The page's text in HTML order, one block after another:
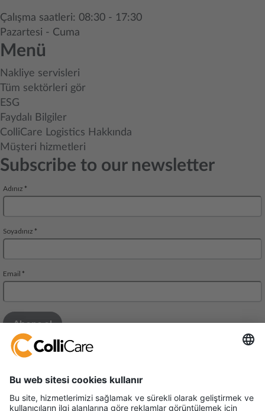
Çalışma saatleri: 08:30 - 17:30
Pazartesi - Cuma
Menü
Nakliye servisleri
Tüm sektörleri gör
ESG
Faydalı Bilgiler
ColliCare Logistics Hakkında
Müşteri hizmetleri
Subscribe to our newsletter